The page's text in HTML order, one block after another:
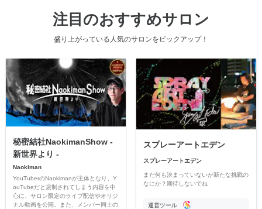
注目のおすすめサロン
盛り上がっている人気のサロンをピックアップ！
秘密結社NaokimanShow -
新世界より -
Naokiman
YouTuberのNaokimanが主体となり、Y
ouTubeだと規制されてしまう内容を中
心に、サロン限定のライブ配信やオリジ
ナル動画を公開。また、メンバー同士の
スプレーアートエデン
スプレーアートエデン
まだ何も決まっていないが新たな挑戦の
なにか？期待しないでね
運営ツール